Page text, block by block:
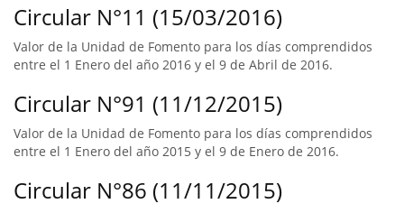
Circular N°11 (15/03/2016)
Valor de la Unidad de Fomento para los días comprendidos
entre el 1 Enero del año 2016 y el 9 de Abril de 2016.
Circular N°91 (11/12/2015)
Valor de la Unidad de Fomento para los días comprendidos
entre el 1 Enero del año 2015 y el 9 de Enero de 2016.
Circular N°86 (11/11/2015)